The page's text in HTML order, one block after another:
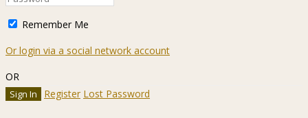
Remember Me
Or login via a social network account
OR
Register Lost Password